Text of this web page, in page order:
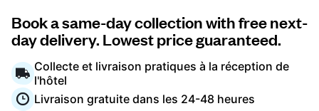
Pour les entreprises
Connectez-vous
Book a same-day collection with free next-
day delivery. Lowest price guaranteed.
Collecte et livraison pratiques à la réception de
l'hôtel
Livraison gratuite dans les 24-48 heures